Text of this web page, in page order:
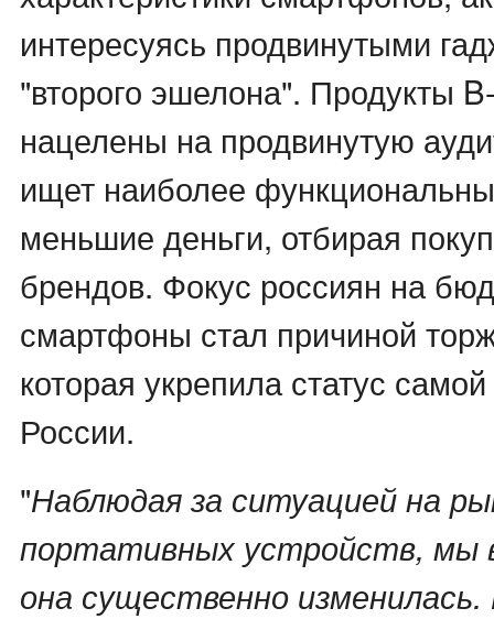
интересуясь продвинутыми
"второго эшелона". Продукты
нацелены на продвинутую
ищет наиболее
меньшие деньги, отбирая
брендов. Фокус россиян на
смартфоны стал причиной
которая укрепила статус
России.
"Наблюдая за ситуацией на
портативных устройств, мы
она существенно